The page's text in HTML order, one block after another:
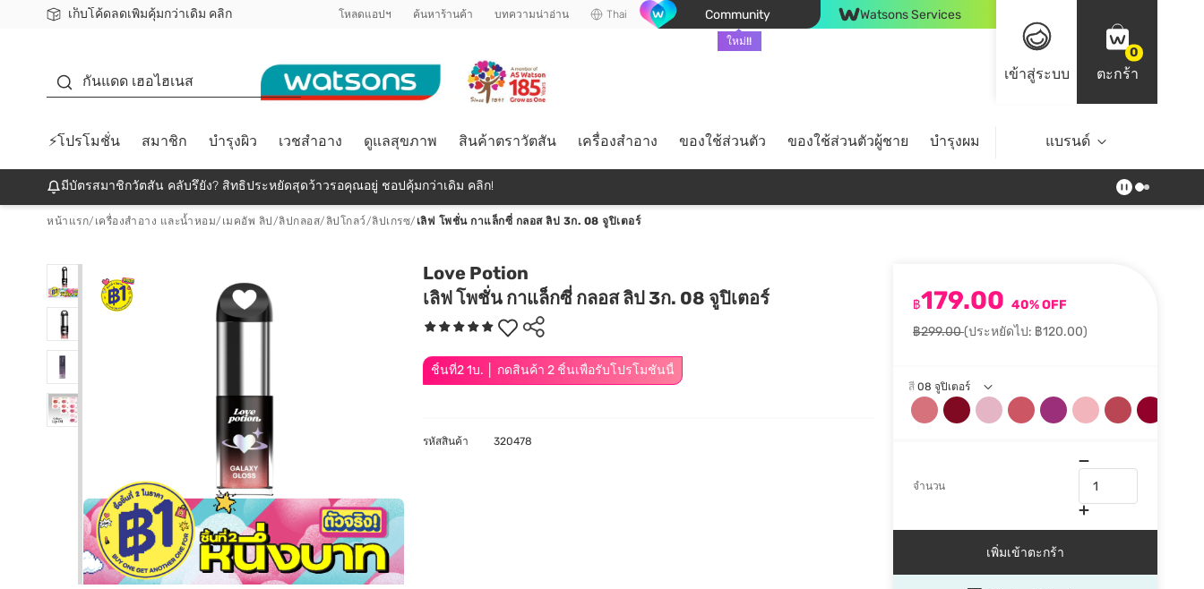
เก็บโค้ดลดเพิ่มคุ้มกว่าเดิม คลิก
ชอปออนไลน์ครั้งแรก ลดเพิ่มจุก ๆ 10%! 🎉
📦ส่งฟรี! เมื่อชอป 499฿
สมาชิกวัตสัน คลับดียังไง? โหลดแอปฯ ค้นหาร้านค้า บทความน่าอ่าน Thai Community
ใหม่!!
Watsons Services
เข้าสู่ระบบ
0
ตะกร้า
กันแดด เฮอไฮเนส
⚡โปรโมชั่น สมาชิก บำรุงผิว เวชสำอาง ดูแลสุขภาพ สินค้าตราวัตสัน เครื่องสำอาง ของใช้ส่วนตัว ของใช้ส่วนตัวผู้ชาย บำรุงผม ไลฟ์สไตล์ Top Brands
แบรนด์
มีบัตรสมาชิกวัตสัน คลับรึยัง? สิทธิประหยัดสุดว้าวรอคุณอยู่ ชอปคุ้มกว่าเดิม คลิก!
หน้าแรก/ เครื่องสำอาง และน้ำหอม/ เมคอัพ ลิป /ลิปกลอส/ลิปโกลว์/ลิปเกรซ/ เลิฟ โพชั่น กาแล็กซี่ กลอส ลิป 3ก. 08 จูปิเตอร์
Love Potion
เลิฟ โพชั่น กาแล็กซี่ กลอส ลิป 3ก. 08 จูปิเตอร์
ชิ้นที่2 1บ. │ กดสินค้า 2 ชิ้นเพื่อรับโปรโมชันนี้
฿179.00 40% OFF
฿299.00(ประหยัดไป: ฿120.00)
สี 08 จูปิเตอร์
จำนวน
เพิ่มเข้าตะกร้า
รหัสสินค้า 320478